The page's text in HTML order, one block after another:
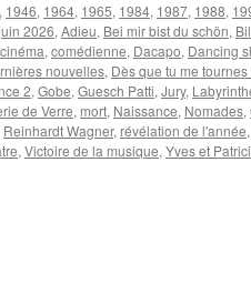
, 1946, 1964, 1965, 1984, 1987, 1988,
2026, Adieu, Bei mir bist du schön,
cinéma, comédienne, Dacapo, Dancing
nouvelles, Dès que tu me
2, Gobe, Guesch Patti, Jury,
de Verre, mort, Naissance, Nomades,
Reinhardt Wagner, révélation de l'année,
, Victoire de la musique, Yves et